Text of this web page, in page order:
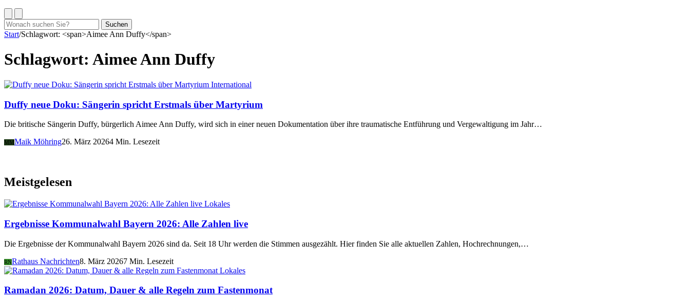
Suchen
nach:
Suchen
Start/Schlagwort: <span>Aimee Ann Duffy</span>
Schlagwort: Aimee Ann Duffy
International
Duffy neue Doku: Sängerin spricht Erstmals über Martyrium
Die britische Sängerin Duffy, bürgerlich Aimee Ann Duffy, wird sich in einer neuen Dokumentation über ihre traumatische Entführung und Vergewaltigung im Jahr…
MM Maik Möhring26. März 20264 Min. Lesezeit
Meistgelesen
Lokales
Ergebnisse Kommunalwahl Bayern 2026: Alle Zahlen live
Die Ergebnisse der Kommunalwahl Bayern 2026 sind da. Seit 18 Uhr werden die Stimmen ausgezählt. Hier finden Sie alle aktuellen Zahlen, Hochrechnungen,…
RNRathaus Nachrichten8. März 20267 Min. Lesezeit
Lokales
Ramadan 2026: Datum, Dauer & alle Regeln zum Fastenmonat